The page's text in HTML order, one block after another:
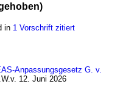
in 1 Vorschrift zitiert
Anpassungsgesetz G. v.
12. Juni 2026